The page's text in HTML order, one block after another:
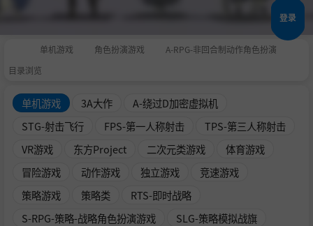
登录
单机游戏 角色扮演游戏
A-RPG-非回合制动作角色扮演
目录浏览
单机游戏 3A大作
A-绕过D加密虚拟机
STG-射击飞行
FPS-第一人称射击
TPS-第三人称射击
VR游戏
东方Project 二次元类游戏
体育游戏
冒险游戏
动作游戏 独立游戏
竞速游戏
策略游戏
策略类
RTS-即时战略
S-RPG-策略-战略角色扮演游戏
SLG-策略模拟战旗